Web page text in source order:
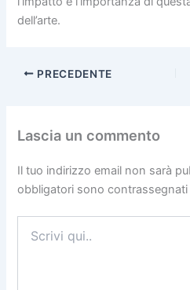
dell’arte.
PRECEDENTE
Lascia un commento
Il tuo indirizzo email non sarà
obbligatori sono contrassegnati
qui..